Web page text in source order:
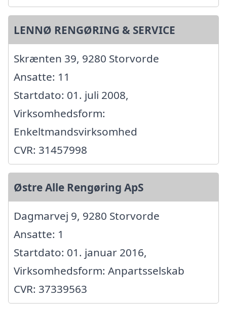
LENNØ RENGØRING & SERVICE
Skrænten 39, 9280 Storvorde
Ansatte: 11
Startdato: 01. juli 2008,
Virksomhedsform:
Enkeltmandsvirksomhed
CVR: 31457998
Østre Alle Rengøring ApS
Dagmarvej 9, 9280 Storvorde
Ansatte: 1
Startdato: 01. januar 2016,
Virksomhedsform: Anpartsselskab
CVR: 37339563